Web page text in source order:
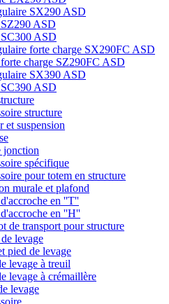
SX290 ASD
ASD
ASD
forte charge SX290FC ASD
charge SZ290FC ASD
SX390 ASD
ASD
structure
et suspension
jonction
spécifique
pour totem en structure
murale et plafond
en ''T''
en ''H''
de transport pour structure
levage
pied de levage
levage à treuil
levage à crémaillère
levage